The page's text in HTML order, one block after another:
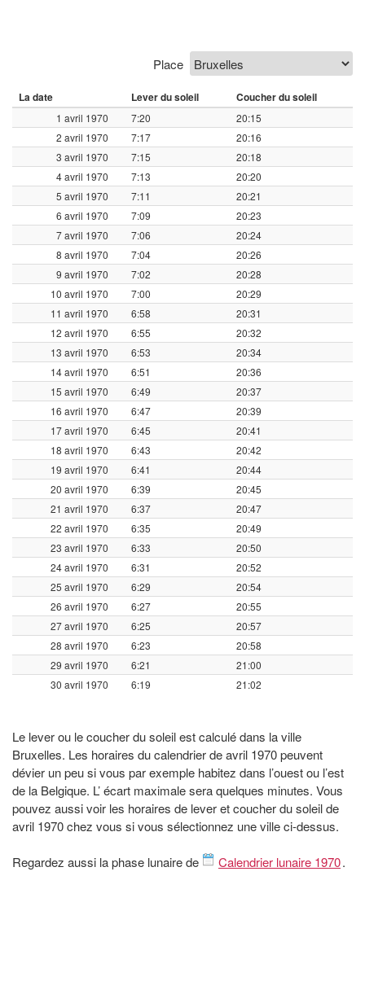
Place
La date Lever du soleil Coucher du soleil
1 avril 1970 7:20
20:15
2 avril 1970
7:17
20:16
3 avril 1970
7:15
20:18
4 avril 1970
7:13
20:20
5 avril 1970
7:11
20:21
6 avril 1970
7:09
20:23
7 avril 1970
7:06
20:24
8 avril 1970
7:04
20:26
9 avril 1970
7:02
20:28
10 avril 1970
7:00
20:29
11 avril 1970
6:58
20:31
12 avril 1970
6:55
20:32
13 avril 1970
6:53
20:34
14 avril 1970
6:51
20:36
15 avril 1970
6:49
20:37
16 avril 1970
6:47
20:39
17 avril 1970
6:45
20:41
18 avril 1970
6:43
20:42
19 avril 1970
6:41
20:44
20 avril 1970
6:39
20:45
21 avril 1970
6:37
20:47
22 avril 1970
6:35
20:49
23 avril 1970
6:33
20:50
24 avril 1970
6:31
20:52
25 avril 1970
6:29
20:54
26 avril 1970
6:27
20:55
27 avril 1970
6:25
20:57
28 avril 1970
6:23
20:58
29 avril 1970
6:21
21:00
30 avril 1970
6:19 21:02
Le lever ou le coucher du soleil est calculé dans la ville
Bruxelles. Les horaires du calendrier de avril 1970 peuvent
dévier un peu si vous par exemple habitez dans l’ouest ou l’est
de la Belgique. L’ écart maximale sera quelques minutes. Vous
pouvez aussi voir les horaires de lever et coucher du soleil de
avril 1970 chez vous si vous sélectionnez une ville ci-dessus.
Regardez aussi la phase lunaire de Calendrier lunaire 1970.